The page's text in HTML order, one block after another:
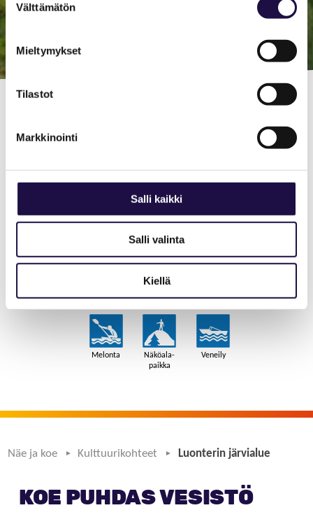
valinta
Välttämätön
Mieltymykset
Tilastot
Markkinointi
Salli kaikki
Salli valinta
Kiellä
järvialue
Luonteri on erittäin laaja Saimaan järvialue
lähellä Mikkeliä. Se on kuuluisa kalliorannoistaan
ja puhtaasta vedestään sekä sen
vesistöissä viihtyy sekä saimaannorppa että
Näe ja koe Kulttuurikohteet Luonterin järvialue
KOE PUHDAS VESISTÖ